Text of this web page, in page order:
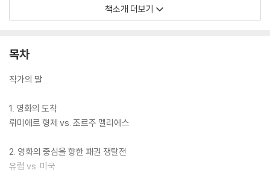
와 판타지적 색채를 입혔던 조르주 멜리에스, 코미디의 진정한 지존을 가
리는 찰리 채플린과 버스터 키튼의 대결, 영화감독을 예술가의 반열에 올
코세이지와 우디 앨런 등의 라이벌 대결을 뼈대로 영화사를 알고자 하는
하는 중요한 매개가 된다는 사실 또한 일깨워준다.
책소개 더보기
목차
작가의 말
1. 영화의 도착
뤼미에르 형제 vs. 조르주 멜리에스
2. 영화의 중심을 향한 패권 쟁탈전
유럽 vs. 미국